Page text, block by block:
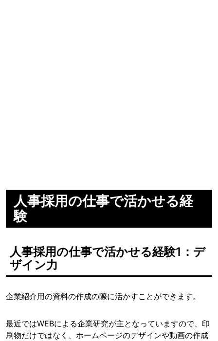
人事採用の仕事で活かせる経
験
人事採用の仕事で活かせる経験1：デ
ザイン力
企業紹介用の資料の作成の際に活かすことができます。
最近ではWEBによる企業研究が主となっていますので、印
刷物だけではなく、ホームページのデザインや動画の作成